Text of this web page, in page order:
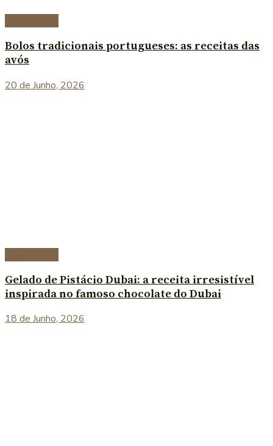
Bolos tradicionais portugueses: as receitas das
avós
20 de Junho, 2026
Gelado de Pistácio Dubai: a receita irresistível
inspirada no famoso chocolate do Dubai
18 de Junho, 2026